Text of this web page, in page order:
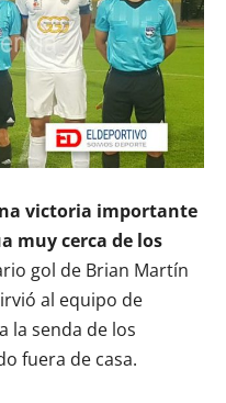
victoria importante
muy cerca de los
gol de Brian Martín
al equipo de
la senda de los
fuera de casa.